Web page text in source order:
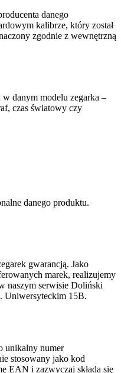
danego
kalibrze, który został
zgodnie z wewnętrzną
danym modelu zegarka –
czas światowy czy
danego produktu.
gwarancją. Jako
marek, realizujemy
naszym serwisie Doliński
Uniwersyteckim 15B.
unikalny numer
stosowany jako kod
EAN i zazwyczaj składa się